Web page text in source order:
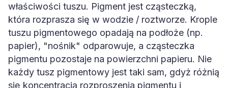
właściwości tuszu. Pigment jest cząsteczką,
która rozprasza się w wodzie / roztworze. Krople
tuszu pigmentowego opadają na podłoże (np.
papier), "nośnik" odparowuje, a cząsteczka
pigmentu pozostaje na powierzchni papieru. Nie
każdy tusz pigmentowy jest taki sam, gdyż różnią
się koncentracją rozproszenia pigmentu i